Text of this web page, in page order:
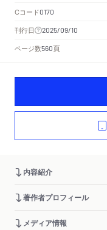
Cコード0170
刊行日 2025/09/10
ページ数560頁
内容紹介
著作者プロフィール
メディア情報